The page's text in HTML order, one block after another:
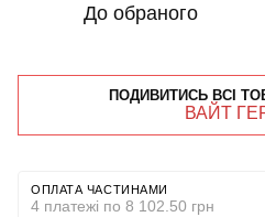
До обраного
ПОДИВИТИСЬ ВСІ
ВАЙТ
ОПЛАТА ЧАСТИНАМИ
4 платежі по 8 102.50 грн